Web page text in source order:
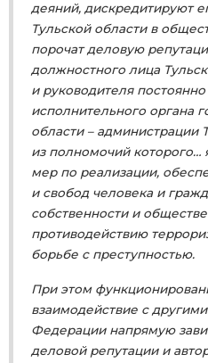
деяний, дискредитируют
Тульской области в
порочат деловую
должностного лица
и руководителя
исполнительного органа
области – администрации
из полномочий которого…
мер по реализации,
и свобод человека и
собственности и
противодействию
борьбе с преступностью.
При этом
взаимодействие с
Федерации напрямую
деловой репутации и